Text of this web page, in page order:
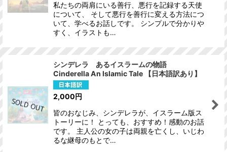
私たちの両肩にいる善行、悪行を記録する天使
について、 そして悪行を善行に変える方法につ
いて、学べるお話しです。 シンプルで分かりや
すく、イラストも…
シンデレラ あるイスラームの物語
Cinderella An Islamic Tale 【日本語訳あり】
2,000円
皆のおなじみ、シンデレラが、イスラーム版ス
トーリーに！ とっても、おすすめ！感動のお話
です。 主人公の女の子は両親を亡くし、いじわ
るな継母のもとで…